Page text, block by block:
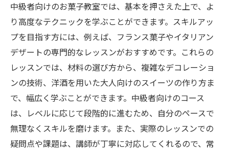
中級者向けのお菓子教室では、基本を押さえた上で、よ
り高度なテクニックを学ぶことができます。スキルアッ
プを目指す方には、例えば、フランス菓子やイタリアン
デザートの専門的なレッスンがおすすめです。これらの
レッスンでは、材料の選び方から、複雑なデコレーショ
ンの技術、洋酒を用いた大人向けのスイーツの作り方ま
で、幅広く学ぶことができます。中級者向けのコース
は、レベルに応じて段階的に進むため、自分のペースで
無理なくスキルを磨けます。また、実際のレッスンでの
疑問点や課題は、講師が丁寧に対応してくれるので、常